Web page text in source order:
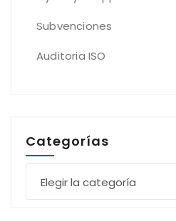
Subvenciones
Auditoria ISO
Categorías